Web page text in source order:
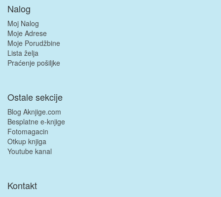
Nalog
Moj Nalog
Moje Adrese
Moje Porudžbine
Lista želja
Praćenje pošiljke
Ostale sekcije
Blog Aknjige.com
Besplatne e-knjige
Fotomagacin
Otkup knjiga
Youtube kanal
Kontakt